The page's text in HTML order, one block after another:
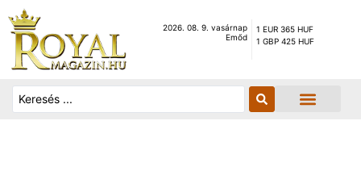
2026. 08. 9. vasárnap
Emőd
1 EUR 365 HUF
1 GBP 425 HUF